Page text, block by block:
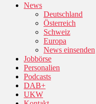
News
Deutschland
Österreich
Schweiz
Europa
News einsenden
Jobbörse
Personalien
Podcasts
DAB+
UKW